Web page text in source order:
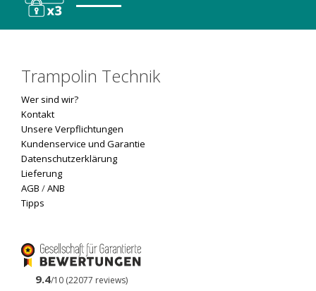
Trampolin Technik
Wer sind wir?
Kontakt
Unsere Verpflichtungen
Kundenservice und Garantie
Datenschutzerklärung
Lieferung
AGB /ANB
Tipps
9.4/10 (22077 reviews)